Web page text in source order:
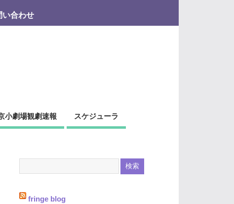
い合わせ
小劇場観劇速報 スケジューラ
fringe blog